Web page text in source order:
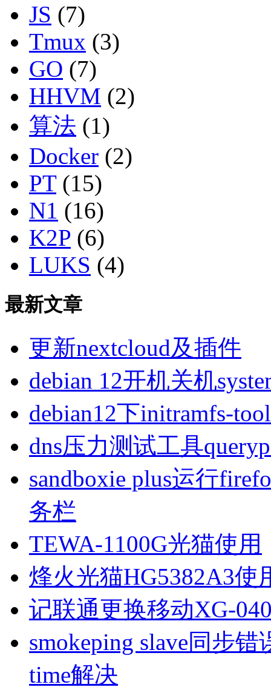
JS (7)
Tmux (3)
GO (7)
HHVM (2)
算法 (1)
Docker (2)
PT(15)
N1 (16)
K2P (6)
LUKS (4)
最新文章
更新nextcloud及插件
debian 12开机关机
debian12下initramfs-
dns压力测试工具
sandboxie plus运行
务栏
TEWA-1100G光猫使用
烽火光猫HG5382A3使
记联通更换移动XG-
smokeping slave同步错
time解决